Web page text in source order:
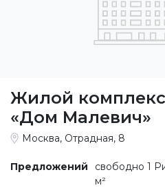
Жилой комплекс
«Дом Малевич»
Москва, Отрадная, 8
Предложений
свободно 1
м²